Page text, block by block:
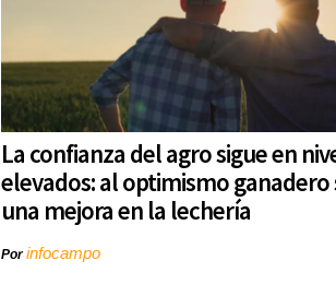
La confianza del agro sigue en
elevados: al optimismo ganadero
una mejora en la lechería
Porinfocampo